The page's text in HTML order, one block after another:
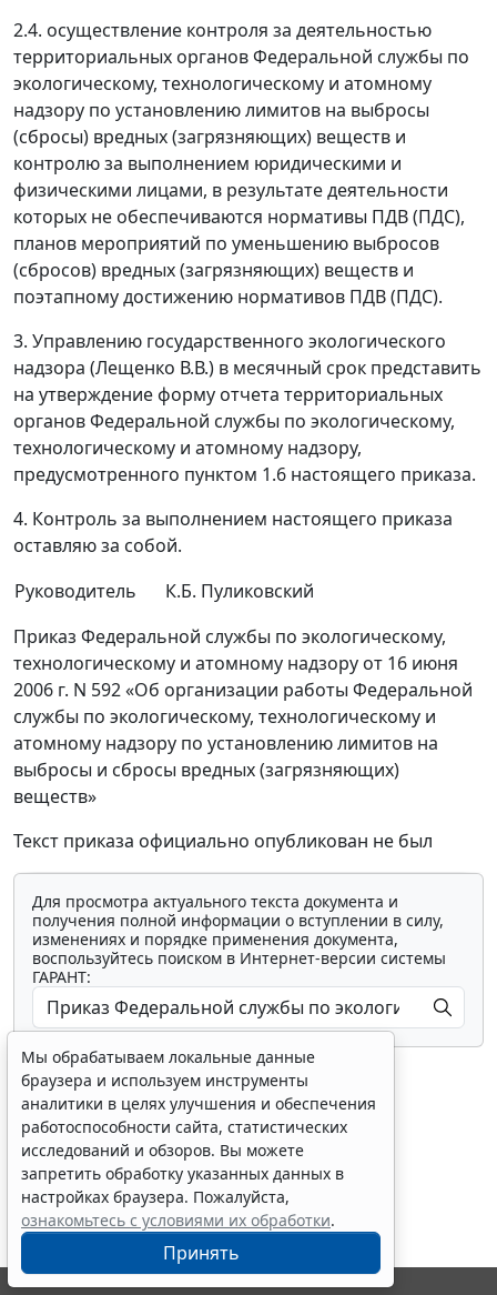
2.4. осуществление контроля за деятельностью
территориальных органов Федеральной службы по
экологическому, технологическому и атомному
надзору по установлению лимитов на выбросы
(сбросы) вредных (загрязняющих) веществ и
контролю за выполнением юридическими и
физическими лицами, в результате деятельности
которых не обеспечиваются нормативы ПДВ (ПДС),
планов мероприятий по уменьшению выбросов
(сбросов) вредных (загрязняющих) веществ и
поэтапному достижению нормативов ПДВ (ПДС).
3. Управлению государственного экологического
надзора (Лещенко В.В.) в месячный срок представить
на утверждение форму отчета территориальных
органов Федеральной службы по экологическому,
технологическому и атомному надзору,
предусмотренного пунктом 1.6 настоящего приказа.
4. Контроль за выполнением настоящего приказа
оставляю за собой.
Руководитель
К.Б. Пуликовский
Приказ Федеральной службы по экологическому,
технологическому и атомному надзору от 16 июня
2006 г. N 592 «Об организации работы Федеральной
службы по экологическому, технологическому и
атомному надзору по установлению лимитов на
выбросы и сбросы вредных (загрязняющих)
веществ»
Текст приказа официально опубликован не был
Для просмотра актуального текста документа и
получения полной информации о вступлении в силу,
изменениях и порядке применения документа,
воспользуйтесь поиском в Интернет-версии системы
ГАРАНТ:
Показать все материалы
Мы обрабатываем локальные данные
браузера и используем инструменты
аналитики в целях улучшения и обеспечения
работоспособности сайта, статистических
исследований и обзоров. Вы можете
запретить обработку указанных данных в
настройках браузера. Пожалуйста,
ознакомьтесь с условиями их обработки.
Принять